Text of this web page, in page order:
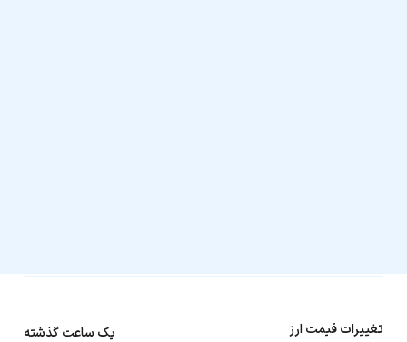
تغییرات قیمت ارز
یک ساعت گذشته